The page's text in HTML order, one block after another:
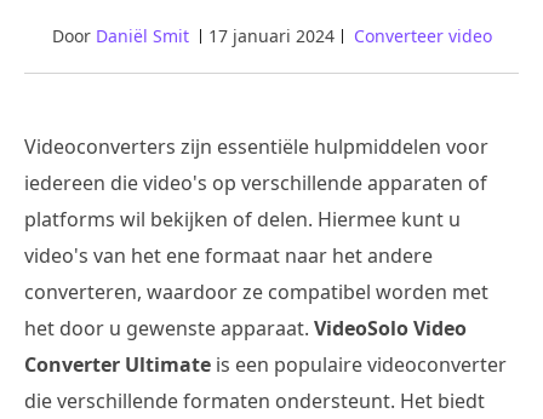
Door Daniël Smit 17 januari 2024 Converteer video
Videoconverters zijn essentiële hulpmiddelen voor
iedereen die video's op verschillende apparaten of
platforms wil bekijken of delen. Hiermee kunt u
video's van het ene formaat naar het andere
converteren, waardoor ze compatibel worden met
het door u gewenste apparaat. VideoSolo Video
Converter Ultimate is een populaire videoconverter
die verschillende formaten ondersteunt. Het biedt